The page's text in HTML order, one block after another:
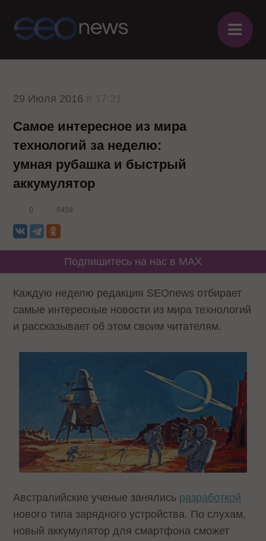
≡
29 Июля 2016
Самое интересное из мира
технологий за неделю:
умная рубашка и быстрый
аккумулятор
0 6458
Подпишитесь на нас в MAX
Каждую неделю редакция SEOnews отбирает
самые интересные новости из мира технологий
и рассказывает об этом своим читателям.
Австралийские ученые занялись разработкой
нового типа зарядного устройства. По слухам,
новый аккумулятор для смартфона сможет